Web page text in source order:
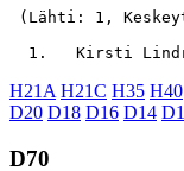
(Lähti: 1,
H21A H21C H35 H40
D20 D18 D16 D14
D70